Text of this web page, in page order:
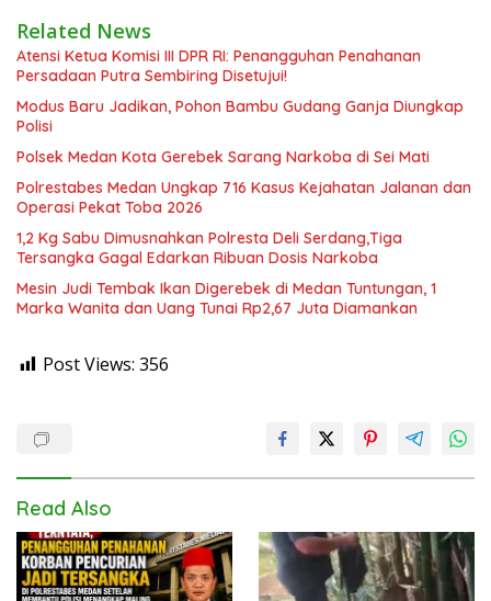
Related News
Atensi Ketua Komisi III DPR RI: Penangguhan Penahanan
Persadaan Putra Sembiring Disetujui!
Modus Baru Jadikan, Pohon Bambu Gudang Ganja Diungkap
Polisi
Polsek Medan Kota Gerebek Sarang Narkoba di Sei Mati
Polrestabes Medan Ungkap 716 Kasus Kejahatan Jalanan dan
Operasi Pekat Toba 2026
1,2 Kg Sabu Dimusnahkan Polresta Deli Serdang,Tiga
Tersangka Gagal Edarkan Ribuan Dosis Narkoba
Mesin Judi Tembak Ikan Digerebek di Medan Tuntungan, 1
Marka Wanita dan Uang Tunai Rp2,67 Juta Diamankan
Post Views: 356
Read Also